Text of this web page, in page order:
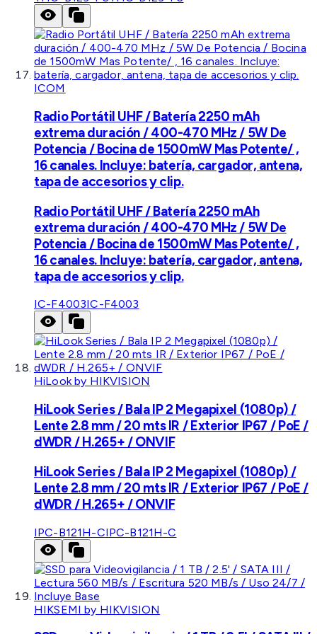
ICOM
Radio Portátil UHF / Batería 2250 mAh
extrema duración / 400-470 MHz / 5W De
Potencia / Bocina de 1500mW Mas Potente/ ,
16 canales. Incluye: batería, cargador, antena,
tapa de accesorios y clip.
Radio Portátil UHF / Batería 2250 mAh
extrema duración / 400-470 MHz / 5W De
Potencia / Bocina de 1500mW Mas Potente/ ,
16 canales. Incluye: batería, cargador, antena,
tapa de accesorios y clip.
IC-F4003IC-F4003
HiLook by HIKVISION
HiLook Series / Bala IP 2 Megapixel (1080p) /
Lente 2.8 mm / 20 mts IR / Exterior IP67 / PoE /
dWDR / H.265+ / ONVIF
HiLook Series / Bala IP 2 Megapixel (1080p) /
Lente 2.8 mm / 20 mts IR / Exterior IP67 / PoE /
dWDR / H.265+ / ONVIF
IPC-B121H-CIPC-B121H-C
HIKSEMI by HIKVISION